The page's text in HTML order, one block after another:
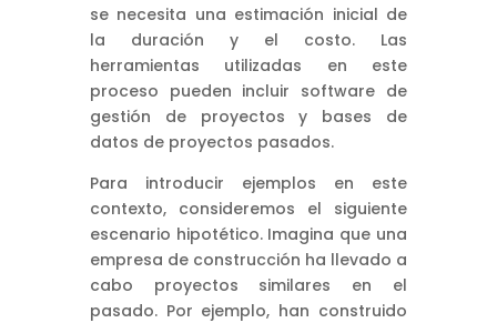
se necesita una estimación inicial de
la duración y el costo. Las
herramientas utilizadas en este
proceso pueden incluir software de
gestión de proyectos y bases de
datos de proyectos pasados.
Para introducir ejemplos en este
contexto, consideremos el siguiente
escenario hipotético. Imagina que una
empresa de construcción ha llevado a
cabo proyectos similares en el
pasado. Por ejemplo, han construido